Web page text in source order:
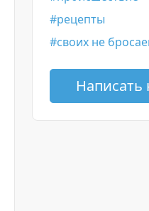
рецепты
своих не
Написать